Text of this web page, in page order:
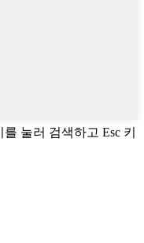
를 눌러 검색하고 Esc 키